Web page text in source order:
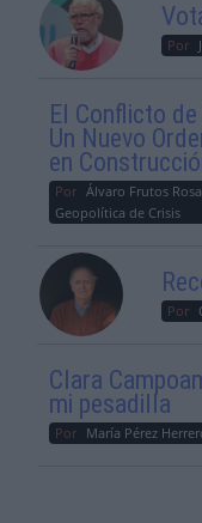
Por
El Conflicto
Un Nuevo
en
Por Álvaro Frutos
Geopolítica de Crisis
Por
Clara
mi pesadilla
Por María Pérez